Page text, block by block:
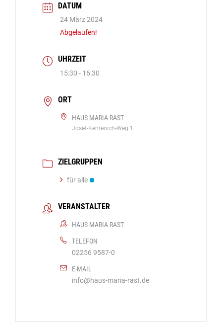
DATUM
24 März 2024
Abgelaufen!
UHRZEIT
15:30 - 16:30
ORT
HAUS MARIA RAST
Josef-Kentenich-Weg 1
ZIELGRUPPEN
für alle
VERANSTALTER
HAUS MARIA RAST
TELEFON
02256 9587-0
E-MAIL
info@haus-maria-rast.de